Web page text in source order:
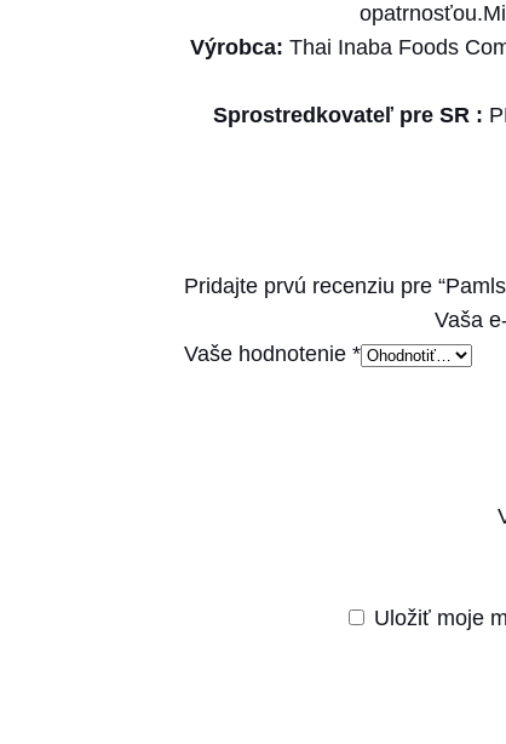
Výrobca: Thai Inaba Foods
Sprostredkovateľ pre SR :
Pridajte prvú recenziu pre
Vaša
Vaše hodnotenie *
Uložiť moje